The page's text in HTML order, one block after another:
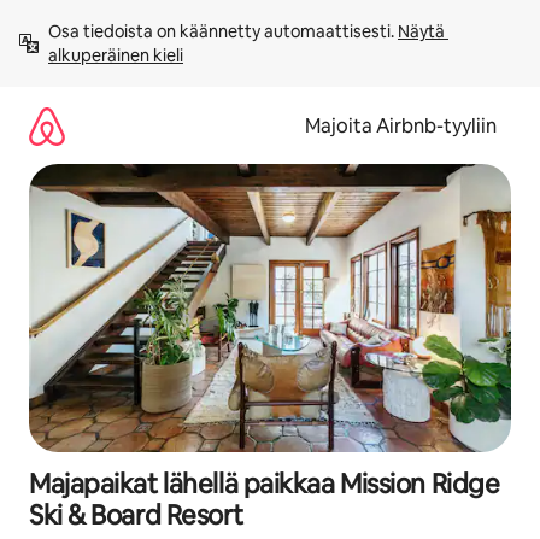
sisältö
väliin
Osa tiedoista on käännetty automaattisesti. Näytä
alkuperäinen kieli
Majoita Airbnb-tyyliin
Majapaikat lähellä paikkaa Mission Ridge
Ski & Board Resort